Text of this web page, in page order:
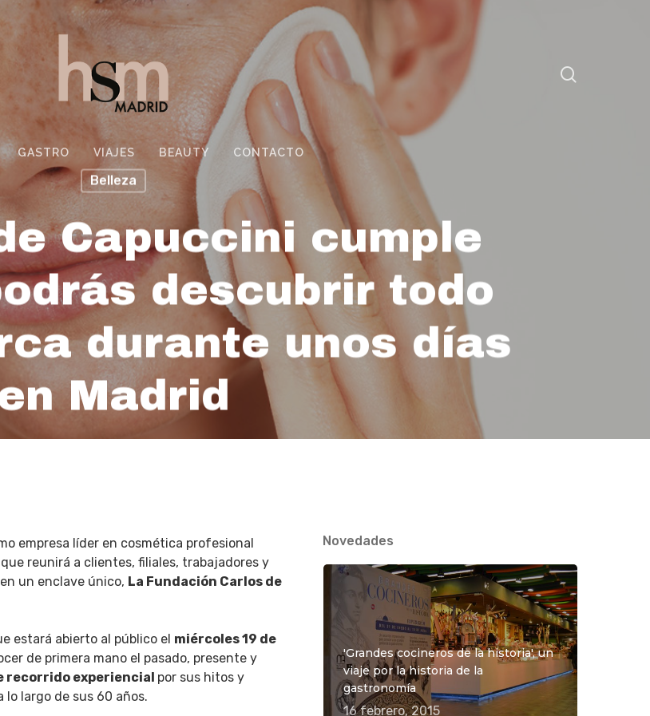
GASTRO VIAJES BEAUTY CONTACTO
Belleza
Capuccini cumple
descubrir todo
durante unos días
Madrid
empresa líder en cosmética profesional
que reunirá a clientes, filiales, trabajadores y
un enclave único, La Fundación Carlos de
estará abierto al público el miércoles 19 de
de primera mano el pasado, presente y
recorrido experiencial por sus hitos y
largo de sus 60 años.
Novedades
'Grandes cocineros de la historia', un
viaje por la historia de la
gastronomía
16 febrero, 2015